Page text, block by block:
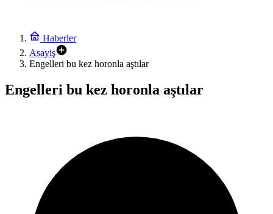
Haberler
Asayiş
Engelleri bu kez horonla aştılar
Engelleri bu kez horonla aştılar